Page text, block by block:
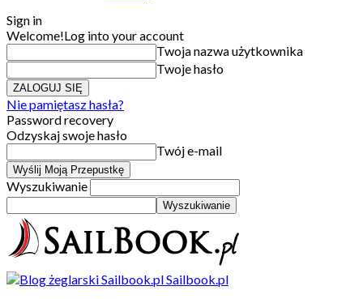
Sign in
Welcome!Log into your account
Twoja nazwa użytkownika
Twoje hasło
Nie pamiętasz hasła?
Password recovery
Odzyskaj swoje hasło
Twój e-mail
Wyszukiwanie
Sailbook.pl